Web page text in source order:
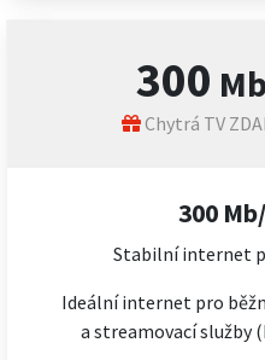
300
Chytrá TV
300
Stabilní internet
Ideální internet pro
a streamovací služby